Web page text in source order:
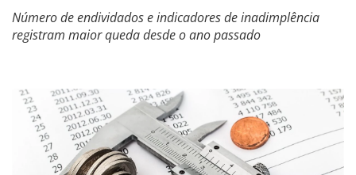
Número de endividados e indicadores de inadimplência
registram maior queda desde o ano passado